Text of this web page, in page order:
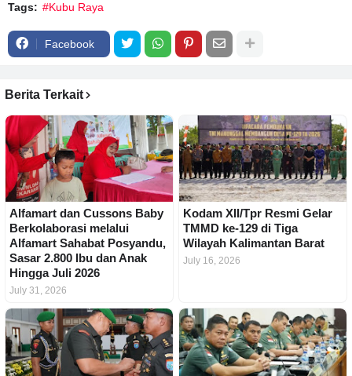
Tags: #Kubu Raya
Facebook
Berita Terkait
Alfamart dan Cussons Baby
Berkolaborasi melalui
Alfamart Sahabat Posyandu,
Sasar 2.800 Ibu dan Anak
Hingga Juli 2026
July 31, 2026
Kodam XII/Tpr Resmi Gelar
TMMD ke-129 di Tiga
Wilayah Kalimantan Barat
July 16, 2026